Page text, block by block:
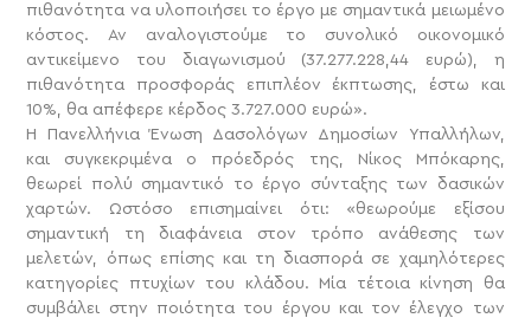
πιθανότητα να υλοποιήσει το έργο με σημαντικά μειωμένο
κόστος. Αν αναλογιστούμε το συνολικό οικονομικό
αντικείμενο του διαγωνισμού (37.277.228,44 ευρώ), η
πιθανότητα προσφοράς επιπλέον έκπτωσης, έστω και
10%, θα απέφερε κέρδος 3.727.000 ευρώ».
Η Πανελλήνια Ένωση Δασολόγων Δημοσίων Υπαλλήλων,
και συγκεκριμένα ο πρόεδρός της, Νίκος Μπόκαρης,
θεωρεί πολύ σημαντικό το έργο σύνταξης των δασικών
χαρτών. Ωστόσο επισημαίνει ότι: «θεωρούμε εξίσου
σημαντική τη διαφάνεια στον τρόπο ανάθεσης των
μελετών, όπως επίσης και τη διασπορά σε χαμηλότερες
κατηγορίες πτυχίων του κλάδου. Μία τέτοια κίνηση θα
συμβάλει στην ποιότητα του έργου και τον έλεγχο των